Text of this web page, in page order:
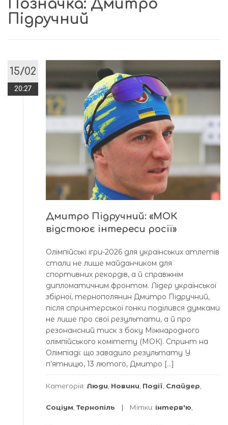
Позначка: Дмитро
Підручний
15/02
20:27
Дмитро Підручний: «МОК
відстоює інтереси росії»
Олімпійські ігри-2026 для українських атлетів
стали не лише майданчиком для
спортивних рекордів, а й справжнім
дипломатичним фронтом. Лідер української
збірної, тернополянин Дмитро Підручний,
після спринтерської гонки поділився думками
не лише про свої результати, а й про
резонансний тиск з боку Міжнародного
олімпійського комітету (МОК). Спринт на
Олімпіаді: що завадило результату У
п’ятницю, 13 лютого, Дмитро […]
Категорія: Люди Новини Події Слайдер
Соціум Тернопіль Мітки: інтерв'ю